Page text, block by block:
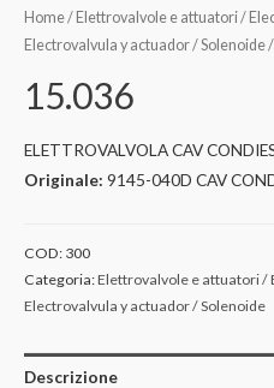
Home/ Elettrovalvole e attuatori /
Electrovalvula y actuador / Solenoide
15.036
ELETTROVALVOLA CAV
Originale: 9145-040D CAV
COD: 300
Categoria:Elettrovalvole e attuatori /
Electrovalvula y actuador / Solenoide
Descrizione